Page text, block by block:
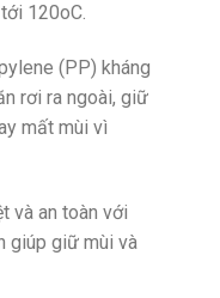
120oC.
(PP) kháng
rơi ra ngoài, giữ
mất mùi vì
và an toàn với
giúp giữ mùi và